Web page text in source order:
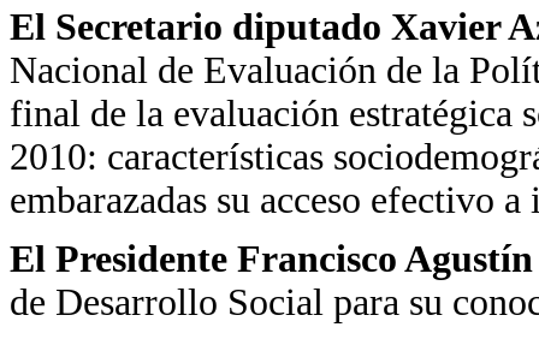
El Secretario diputado Xavier
Nacional de Evaluación de la
final de la evaluación estratégica
2010: características
embarazadas su acceso efectivo
El Presidente Francisco
de Desarrollo Social para su